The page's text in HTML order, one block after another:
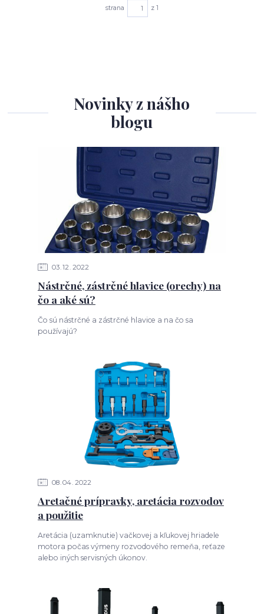
strana z 1
Novinky z nášho
blogu
03 12 2022
Nástrčné, zástrčné hlavice (orechy) na
čo a aké sú?
Čo sú nástrčné a zástrčné hlavice a na čo sa
používajú?
08 04 2022
Aretačné prípravky, aretácia rozvodov
a použitie
Aretácia (uzamknutie) vačkovej a kľukovej hriadele
motora počas výmeny rozvodového remeňa, reťaze
alebo iných servisných úkonov.